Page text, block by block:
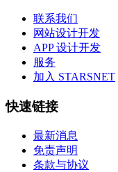
联系我们
网站设计开发
APP 设计开发
服务
加入 STARSNET
快速链接
最新消息
免责声明
条款与协议